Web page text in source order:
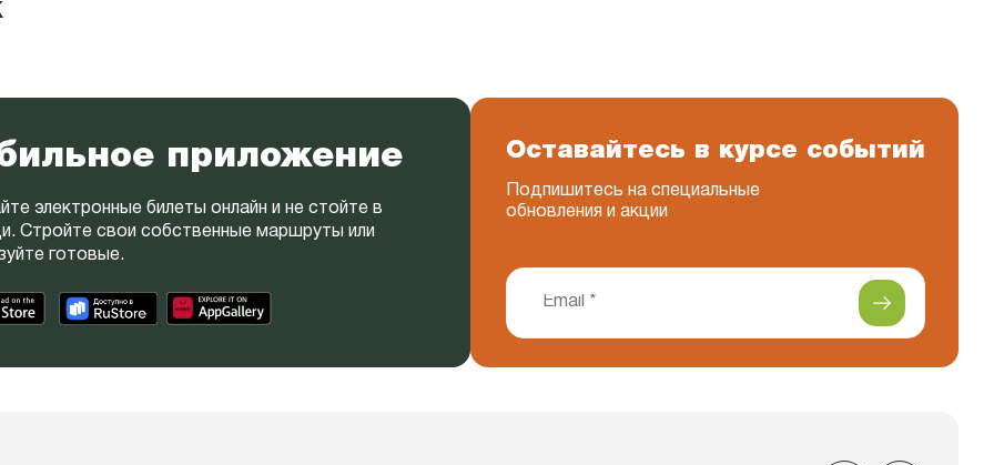
приложение
электронные билеты онлайн и не стойте в
Стройте свои собственные маршруты или
готовые.
Оставайтесь в курсе событий
Подпишитесь на специальные
обновления и акции